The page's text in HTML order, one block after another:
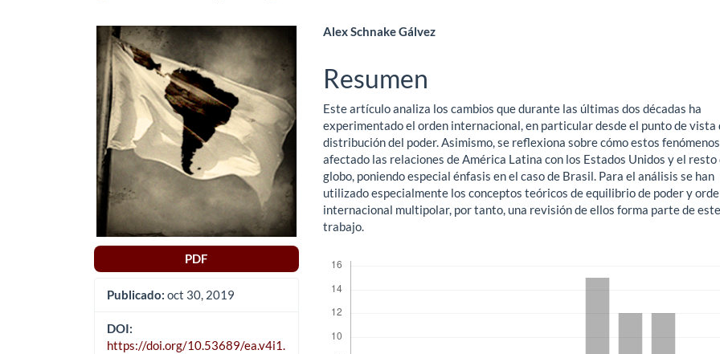
Barra
lateral
del
artículo
PDF
Publicado: oct 30, 2019
DOI:
https://doi.org/10.53689/ea.v4i1.
Contenido
principal
del
artículo
Alex Schnake Gálvez
Resumen
Este artículo analiza los cambios que durante las últimas dos décadas ha
experimentado el orden internacional, en particular desde el punto de vista
distribución del poder. Asimismo, se reflexiona sobre cómo estos
afectado las relaciones de América Latina con los Estados Unidos y el resto
globo, poniendo especial énfasis en el caso de Brasil. Para el análisis se han
utilizado especialmente los conceptos teóricos de equilibrio de poder y
internacional multipolar, por tanto, una revisión de ellos forma parte de este
trabajo.